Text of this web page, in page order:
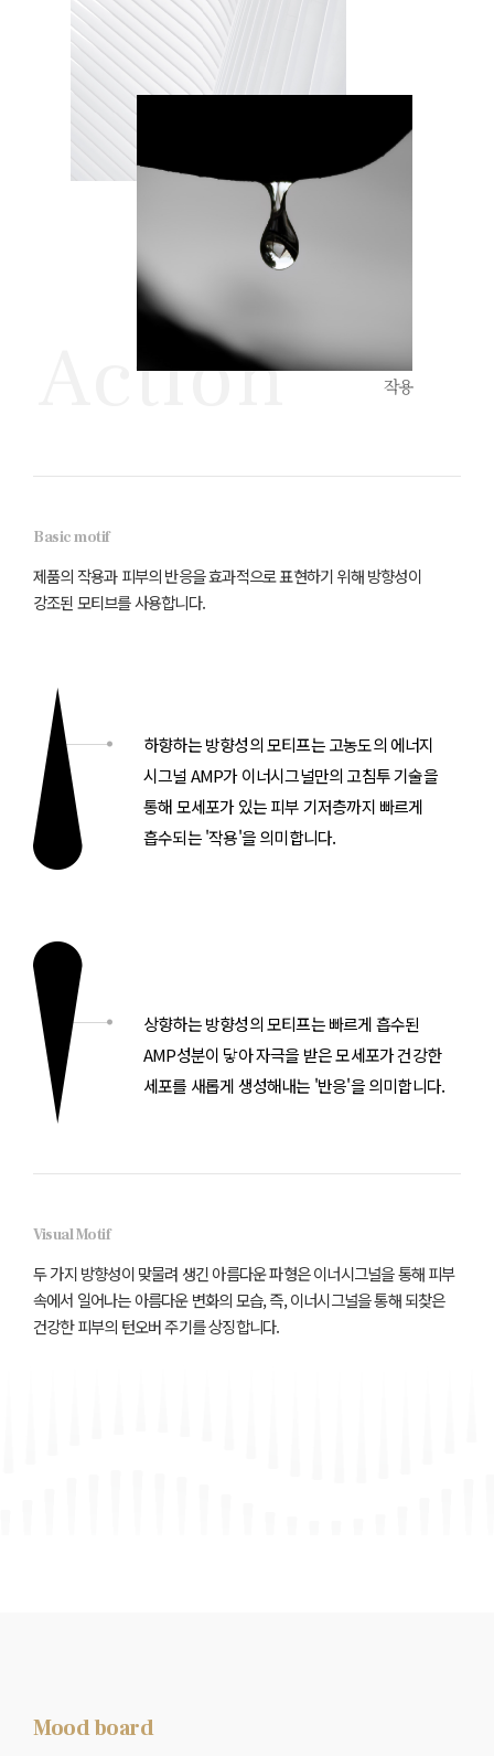
Action 작용
Basic motif
제품의 작용과 피부의 반응을 효과적으로 표현하기 위해 방향성이
강조된 모티브를 사용합니다.
하향하는 방향성의 모티프는고농도의 에너지
시그널 AMP가 이너시그널만의 고침투 기술을
통해 모세포가 있는 피부 기저층까지 빠르게
흡수되는 '작용'을 의미합니다.
상향하는 방향성의 모티프는빠르게 흡수된
AMP성분이 닿아 자극을 받은 모세포가건강한
세포를 새롭게 생성해내는 '반응'을 의미합니다.
Visual Motif
두 가지 방향성이 맞물려 생긴 아름다운 파형은 이너시그널을 통해 피부
속에서 일어나는 아름다운 변화의 모습,즉, 이너시그널을 통해 되찾은
건강한 피부의 턴오버 주기를 상징합니다.
Mood board